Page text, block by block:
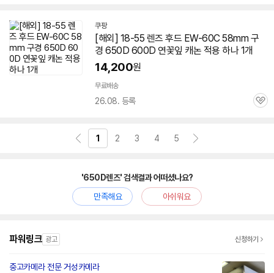
쿠팡
[해외] 18-55 렌즈 후드 EW-60C 58mm 구
경 650D 600D 연꽃잎 캐논 적용 하나 1개
14,200원
무료배송
26.08. 등록
관
1 2 3 4 5
'650D렌즈' 검색결과 어떠셨나요?
만족해요
아쉬워요
파워링크 광고 신청하기
중고카메라 전문 거성카메라